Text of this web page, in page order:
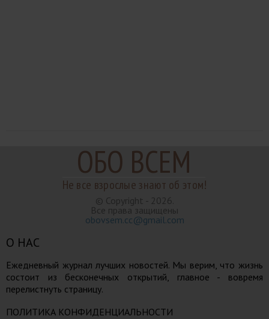
ОБО ВСЕМ
Не все взрослые знают об этом!
© Copyright - 2026.
Все права защищены
obovsem.cc@gmail.com
О НАС
Ежедневный журнал лучших новостей. Мы верим, что жизнь
состоит из бесконечных открытий, главное - вовремя
перелистнуть страницу.
ПОЛИТИКА КОНФИДЕНЦИАЛЬНОСТИ